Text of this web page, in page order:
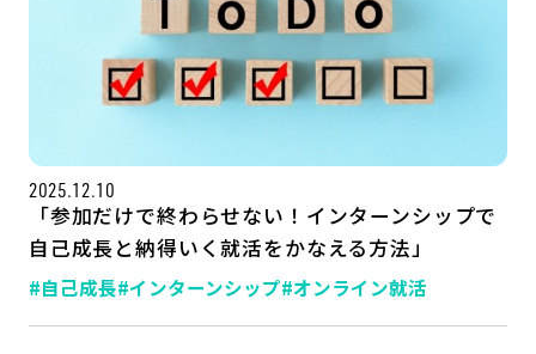
記事一覧
2025.12.10
「参加だけで終わらせない！インターンシップで
自己成長と納得いく就活をかなえる方法」
#自己成長#インターンシップ#オンライン就活